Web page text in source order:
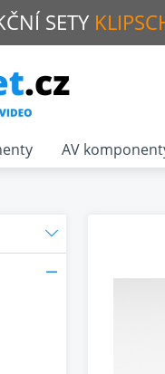
SETY
AV